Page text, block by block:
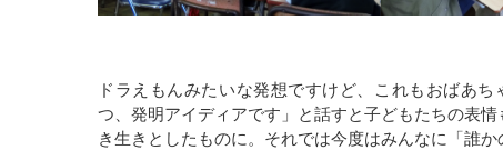
ドラえもんみたいな発想ですけど、これもおばあち
つ、発明アイディアです」と話すと子どもたちの表情
き生きとしたものに。それでは今度はみんなに「誰か